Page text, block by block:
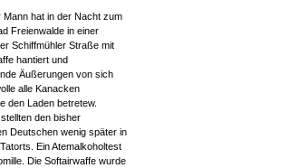
Mann hat in der Nacht zum
Freienwalde in einer
Schiffmühler Straße mit
hantiert und
Äußerungen von sich
alle Kanacken
den Laden betretew.
den bisher
Deutschen wenig später in
Ein Atemalkoholtest
Die Softairwaffe wurde